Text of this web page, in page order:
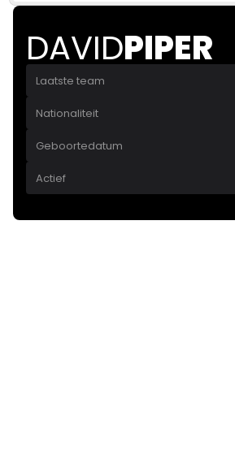
DAVIDPIPER
Laatste team
Nationaliteit
Geboortedatum
Actief